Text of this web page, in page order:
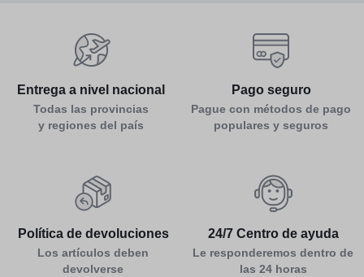
Entrega a nivel nacional
Todas las provincias
y regiones del país
Pago seguro
Pague con métodos de pago
populares y seguros
Política de devoluciones
Los artículos deben
devolverse
24/7 Centro de ayuda
Le responderemos dentro de
las 24 horas